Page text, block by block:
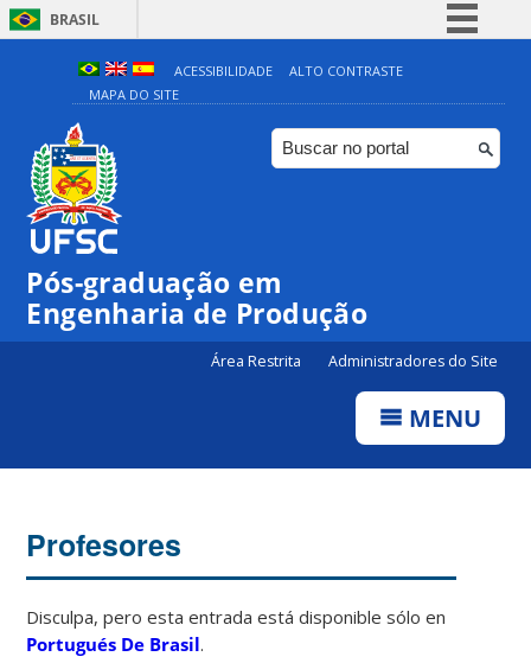
BRASIL
Simplifique!
Comunica BR
Participe
ACESSIBILIDADE
ALTO CONTRASTE
MAPA DO SITE
Pós-graduação em
Engenharia de Produção
Área Restrita Administradores do Site
MENU
Profesores
Disculpa, pero esta entrada está disponible sólo en
Portugués De Brasil.